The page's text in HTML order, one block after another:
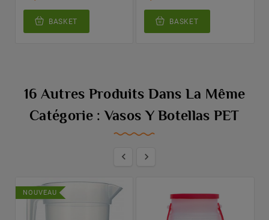
BASKET BASKET
16 Autres Produits Dans La Même
Catégorie : Vasos Y Botellas PET
 
NOUVEAU